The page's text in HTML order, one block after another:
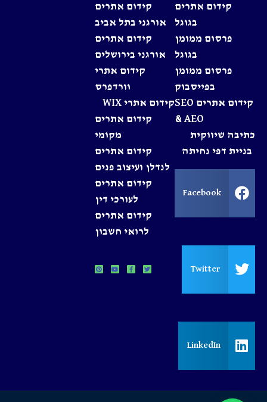
קידום אתרים
בגוגל
פרסום ממומן
בגוגל
פרסום ממומן
בפייסבוק
קידום אתרים SEO
& AEO
כתיבה שיווקית
בניית דפי נחיתה
Facebook
Twitter
LinkedIn
קידום אתרים
אורגני בתל אביב
קידום אתרים
אורגני בירושלים
קידום אתרי
וורדפרס
קידום אתרי WIX
קידום אתרים
מקומי
קידום אתרים
לנדלן ועיצוב פנים
קידום אתרים
לעורכי דין
קידום אתרים
לרואי חשבון